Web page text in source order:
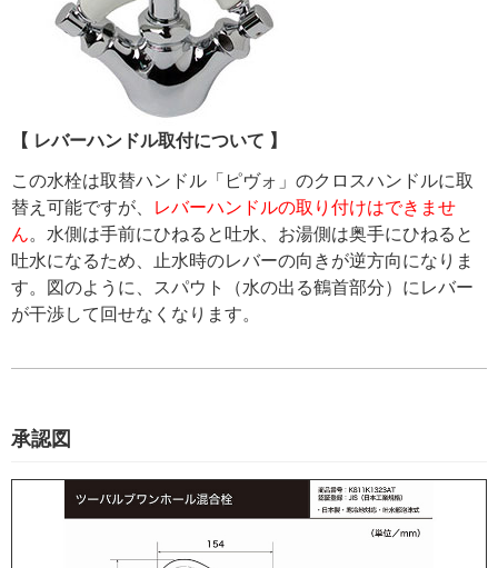
【 レバーハンドル取付について 】
この水栓は取替ハンドル「ピヴォ」のクロスハンドルに取
替え可能ですが、
レバーハンドルの取り付けはできませ
ん。水側は手前にひねると吐水、お湯側は奥手にひねると
吐水になるため、止水時のレバーの向きが逆方向になりま
す。図のように、スパウト（水の出る鶴首部分）にレバー
が干渉して回せなくなります。
承認図